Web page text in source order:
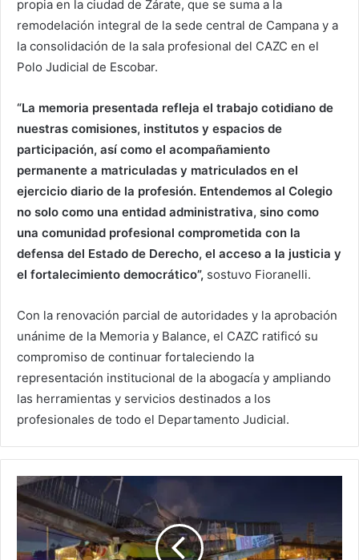
propia en la ciudad de Zárate, que se suma a la
remodelación integral de la sede central de Campana y a
la consolidación de la sala profesional del CAZC en el
Polo Judicial de Escobar.
“La memoria presentada refleja el trabajo cotidiano de
nuestras comisiones, institutos y espacios de
participación, así como el acompañamiento
permanente a matriculadas y matriculados en el
ejercicio diario de la profesión. Entendemos al Colegio
no solo como una entidad administrativa, sino como
una comunidad profesional comprometida con la
defensa del Estado de Derecho, el acceso a la justicia y
el fortalecimiento democrático”, sostuvo Fioranelli.
Con la renovación parcial de autoridades y la aprobación
unánime de la Memoria y Balance, el CAZC ratificó su
compromiso de continuar fortaleciendo la
representación institucional de la abogacía y ampliando
las herramientas y servicios destinados a los
profesionales de todo el Departamento Judicial.